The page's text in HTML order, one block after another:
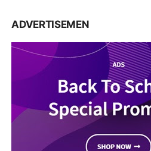
ADVERTISEMEN